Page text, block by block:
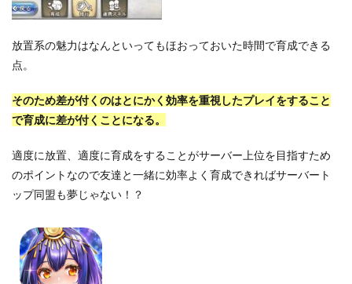
放置系の魅力はなんといってもほおっておいた時間で育成できる
点。
そのため差が付くのはとにかく効率を重視したプレイをすること
で育成に差が付くことになる。
適度に放置、適度に育成をすることがサーバー上位を目指すため
のポイントなので友達と一緒に効率よく育成できればサーバート
ップ同盟も夢じゃない！？